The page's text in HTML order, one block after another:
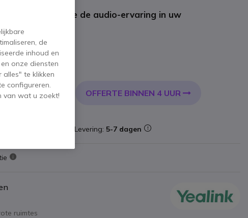
die de audio-ervaring in uw
€ incl. BTW
OFFERTE BINNEN 4 UUR
Levering: 5-7 dagen
ruimtes
de
inhoud en
onze diensten
te klikken
configureren.
van wat u zoekt!